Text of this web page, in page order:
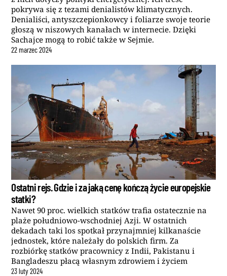
pokrywa się z tezami denialistów klimatycznych.
Denialiści, antyszczepionkowcy i foliarze swoje teorie
głoszą w niszowych kanałach w internecie. Dzięki
Sachajce mogą to robić także w Sejmie.
22 marzec2024
Ostatni rejs. Gdzie i za jaką cenę kończą życie europejskie
statki?
Nawet 90 proc. wielkich statków trafia ostatecznie na
plaże południowo-wschodniej Azji. W ostatnich
dekadach taki los spotkał przynajmniej kilkanaście
jednostek, które należały do polskich firm. Za
rozbiórkę statków pracownicy z Indii, Pakistanu i
Bangladeszu płacą własnym zdrowiem i życiem
23luty2024